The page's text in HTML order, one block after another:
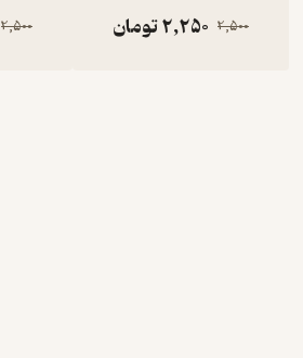
2,500
2,250تومان 2,500